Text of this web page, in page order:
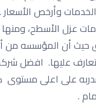
وأرخص الأسعار
عزل الأسطح،
حيث أن المؤسسه من
عليها. افضل
على اعلى مستوى
.